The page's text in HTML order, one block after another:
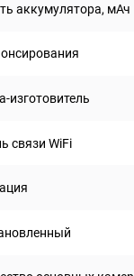
аккумулятора, мАч
изготовитель
связи WiFi